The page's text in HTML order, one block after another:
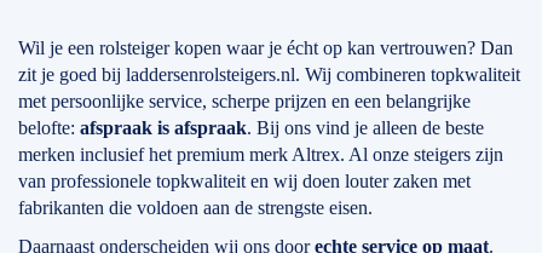
Wil je een rolsteiger kopen waar je écht op kan vertrouwen? Dan
zit je goed bij laddersenrolsteigers.nl. Wij combineren topkwaliteit
met persoonlijke service, scherpe prijzen en een belangrijke
belofte: afspraak is afspraak. Bij ons vind je alleen de beste
merken inclusief het premium merk Altrex. Al onze steigers zijn
van professionele topkwaliteit en wij doen louter zaken met
fabrikanten die voldoen aan de strengste eisen.
Daarnaast onderscheiden wij ons doorechte service op maat.